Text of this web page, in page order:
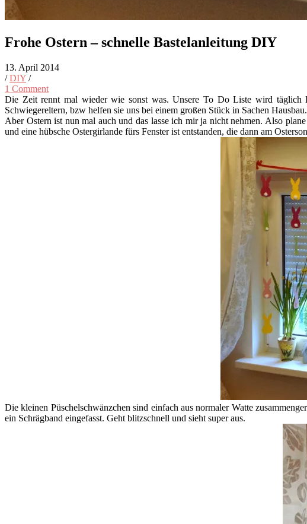
Frohe Ostern – schnelle Bastelanleitung DIY
13. April 2014
/ DIY /
1 Comment
Die Zeit rennt mal wieder wie sonst was. Unsere To Do Liste wird täglich
Schwiegereltern, bzw helfen sie uns bei einem großen Stück in Sachen Hausbau.
Aber Ostern ist nun mal auch und das lasse ich mir ja nicht nehmen. Also
und eine hübsche Ostergirlande fürs Fenster ist entstanden, die dann am
Die kleinen Püschelschwänzchen sind einfach aus normaler Watte
ein Schrägband eingefasst. Geht blitzschnell und sieht super aus.